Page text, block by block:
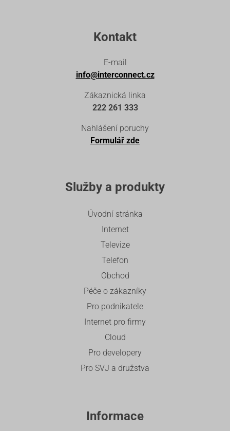
Kontakt
E-mail
info@interconnect.cz
Zákaznická linka
222 261 333
Nahlášení poruchy
Formulář zde
Služby a produkty
Úvodní stránka
Internet
Televize
Telefon
Obchod
Péče o zákazníky
Pro podnikatele
Internet pro firmy
Cloud
Pro developery
Pro SVJ a družstva
Informace